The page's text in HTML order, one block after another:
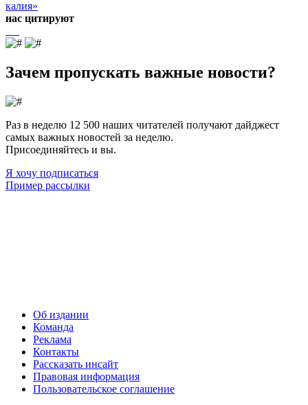
калия»
нас цитируют
Зачем пропускать важные новости?
Раз в неделю 12 500 наших читателей получают дайджест
самых важных новостей за неделю.
Присоединяйтесь и вы.
Я хочу подписаться
Пример рассылки
Об издании
Команда
Реклама
Контакты
Рассказать инсайт
Правовая информация
Пользовательское соглашение